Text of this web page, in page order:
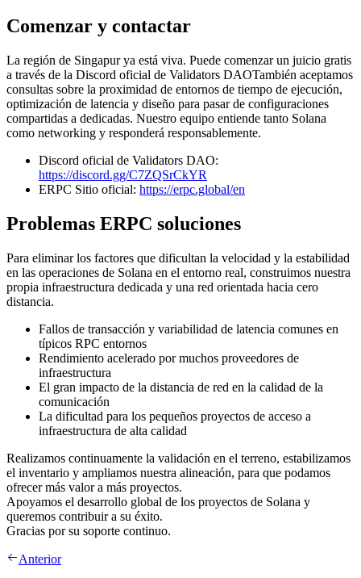
Comenzar y contactar
La región de Singapur ya está viva. Puede comenzar un juicio gratis
a través de la Discord oficial de Validators DAOTambién aceptamos
consultas sobre la proximidad de entornos de tiempo de ejecución,
optimización de latencia y diseño para pasar de configuraciones
compartidas a dedicadas. Nuestro equipo entiende tanto Solana
como networking y responderá responsablemente.
Discord oficial de Validators DAO:
https://discord.gg/C7ZQSrCkYR
ERPC Sitio oficial: https://erpc.global/en
Problemas ERPC soluciones
Para eliminar los factores que dificultan la velocidad y la estabilidad
en las operaciones de Solana en el entorno real, construimos nuestra
propia infraestructura dedicada y una red orientada hacia cero
distancia.
Fallos de transacción y variabilidad de latencia comunes en
típicos RPC entornos
Rendimiento acelerado por muchos proveedores de
infraestructura
El gran impacto de la distancia de red en la calidad de la
comunicación
La dificultad para los pequeños proyectos de acceso a
infraestructura de alta calidad
Realizamos continuamente la validación en el terreno, estabilizamos
el inventario y ampliamos nuestra alineación, para que podamos
ofrecer más valor a más proyectos.
Apoyamos el desarrollo global de los proyectos de Solana y
queremos contribuir a su éxito.
Gracias por su soporte continuo.
Anterior